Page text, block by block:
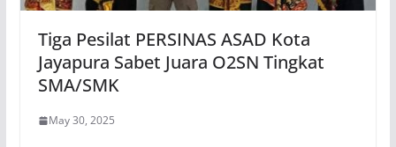
Tiga Pesilat PERSINAS ASAD Kota
Jayapura Sabet Juara O2SN Tingkat
SMA/SMK
May 30, 2025